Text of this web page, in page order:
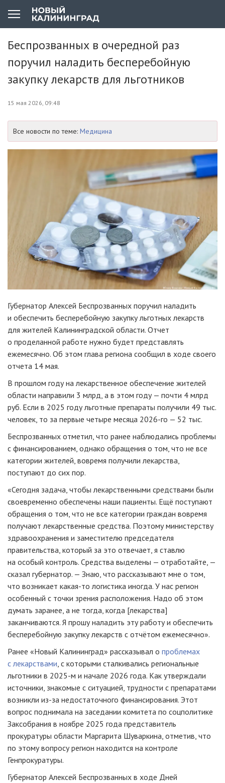
Беспрозванных в очередной раз
поручил наладить бесперебойную
закупку лекарств для льготников
15 мая 2026, 09:48
Все новости по теме: Медицина
Губернатор Алексей Беспрозванных поручил наладить
и обеспечить бесперебойную закупку льготных лекарств
для жителей Калининградской области. Отчет
о проделанной работе нужно будет представлять
ежемесячно. Об этом глава региона сообщил в ходе своего
отчета 14 мая.
В прошлом году на лекарственное обеспечение жителей
области направили 3 млрд, а в этом году — почти 4 млрд
руб. Если в 2025 году льготные препараты получили 49 тыс.
человек, то за первые четыре месяца 2026-го — 52 тыс.
Беспрозванных отметил, что ранее наблюдались проблемы
с финансированием, однако обращения о том, что не все
категории жителей, вовремя получили лекарства,
поступают до сих пор.
«Сегодня задача, чтобы лекарственными средствами были
своевременно обеспечены наши пациенты. Ещё поступают
обращения о том, что не все категории граждан вовремя
получают лекарственные средства. Поэтому министерству
здравоохранения и заместителю председателя
правительства, который за это отвечает, я ставлю
на особый контроль. Средства выделены — отработайте, —
сказал губернатор. — Знаю, что рассказывают мне о том,
что возникает какая-то логистика иногда. У нас регион
особенный с точки зрения расположения. Надо об этом
думать заранее, а не тогда, когда [лекарства]
заканчиваются. Я прошу наладить эту работу и обеспечить
бесперебойную закупку лекарств с отчётом ежемесячно».
Ранее «Новый Калининград» рассказывал о проблемах
с лекарствами , с которыми сталкивались региональные
льготники в 2025-м и начале 2026 года. Как утверждали
источники, знакомые с ситуацией, трудности с препаратами
возникли из-за недостаточного финансирования. Этот
вопрос поднимала на заседании комитета по соцполитике
Заксобрания в ноябре 2025 года представитель
прокуратуры области Маргарита Шуваркина, отметив, что
по этому вопросу регион находится на контроле
Генпрокуратуры.
Губернатор Алексей Беспрозванных в ходе Дней